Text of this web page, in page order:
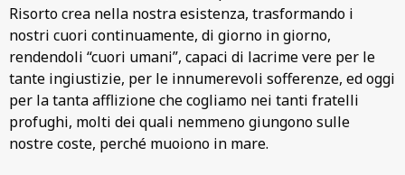
Risorto crea nella nostra esistenza, trasformando i
nostri cuori continuamente, di giorno in giorno,
rendendoli “cuori umani”, capaci di lacrime vere per le
tante ingiustizie, per le innumerevoli sofferenze, ed oggi
per la tanta afflizione che cogliamo nei tanti fratelli
profughi, molti dei quali nemmeno giungono sulle
nostre coste, perché muoiono in mare.